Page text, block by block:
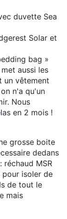
duvette Sea
Solar et
bag »
aussi les
un vêtement
n'a qu'un
Nous
en 2 mois !
grosse boite
dedans
MSR
isoler de
de tout le
mais